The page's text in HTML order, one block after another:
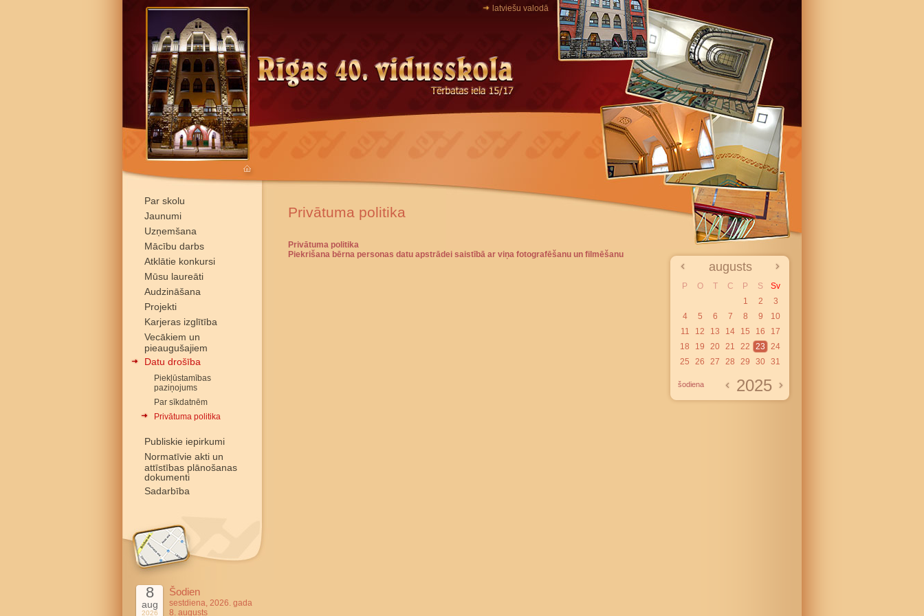
latviešu valodā
Par skolu
Jaunumi
Uzņemšana
Mācību darbs
Atklātie konkursi
Mūsu laureāti
Audzināšana
Projekti
Karjeras izglītība
Vecākiem un
pieaugušajiem
Datu drošība
Piekļūstamības
paziņojums
Par sīkdatnēm
Privātuma politika
Publiskie iepirkumi
Normatīvie akti un
attīstības plānošanas
dokumenti
Sadarbība
8
aug
2026
Šodien
sestdiena, 2026. gada
8. augusts
Privātuma politika
Privātuma politika
Piekrišana bērna personas datu apstrādei saistībā ar viņa fotografēšanu un filmēšanu
augusts
P O T C P S
Sv
1
2
3
4
5 6 7 8 9
10
11
12 13 14 15 16
17
18
19 20 21 22 23
24
25
26 27 28 29 30 31
šodiena 2025